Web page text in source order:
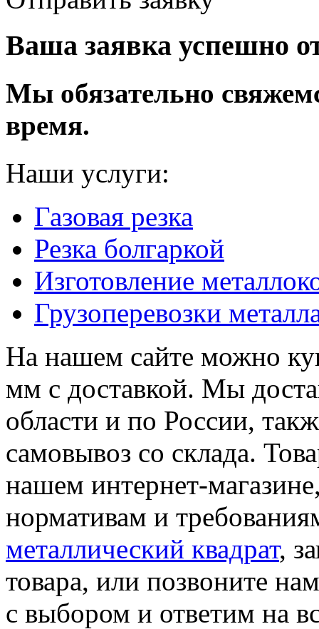
Ваша заявка успешно
Мы обязательно
время.
Наши услуги:
Газовая резка
Резка болгаркой
Изготовление
Грузоперевозки
На нашем сайте можно
мм с доставкой. Мы
области и по России,
самовывоз со склада.
нашем интернет-
нормативам и
металлический квадрат,
товара, или позвоните
с выбором и ответим на